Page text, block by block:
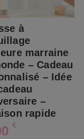
à
marraine
– Cadeau
– Idée
–
rapide
€